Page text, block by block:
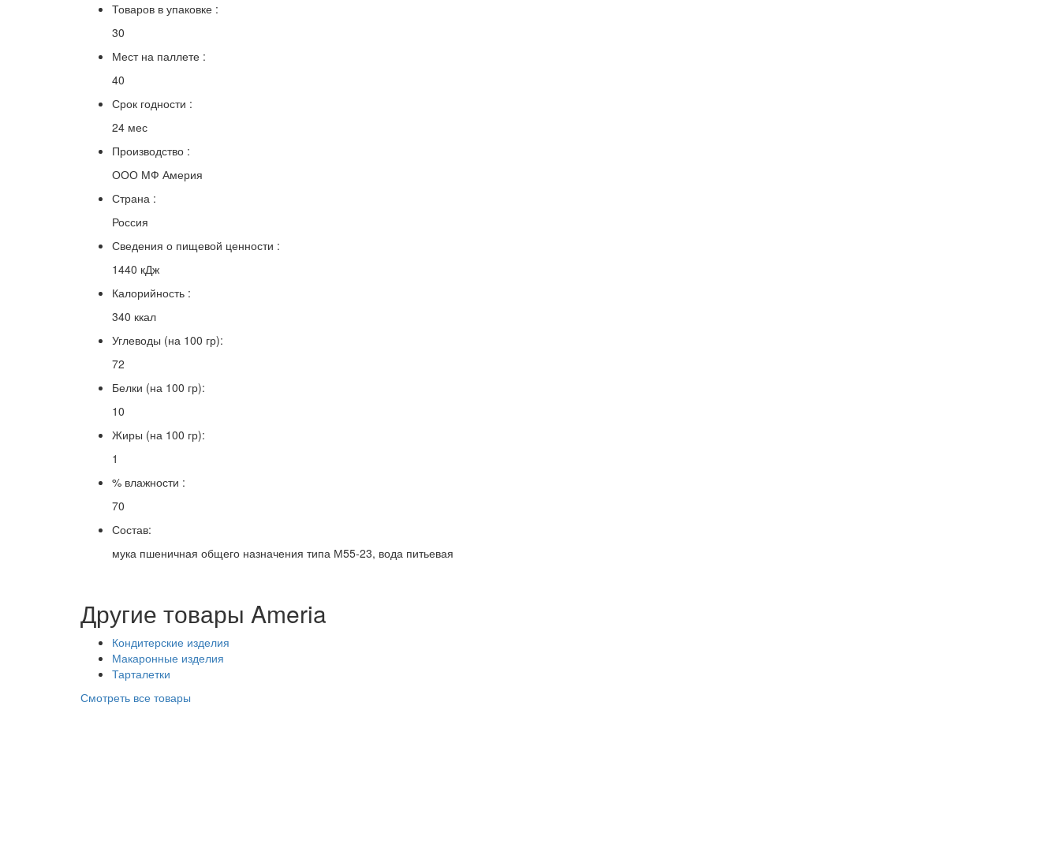
Товаров в упаковке :
30
Мест на паллете :
40
Срок годности :
24 мес
Производство :
ООО МФ Америя
Страна :
Россия
Сведения о пищевой ценности :
1440 кДж
Калорийность :
340 ккал
Углеводы (на 100 гр):
72
Белки (на 100 гр):
10
Жиры (на 100 гр):
1
% влажности :
70
Состав:
мука пшеничная общего назначения типа М55-23, вода питьевая
Другие товары Ameria
Кондитерские изделия
Макаронные изделия
Тарталетки
Смотреть все товары